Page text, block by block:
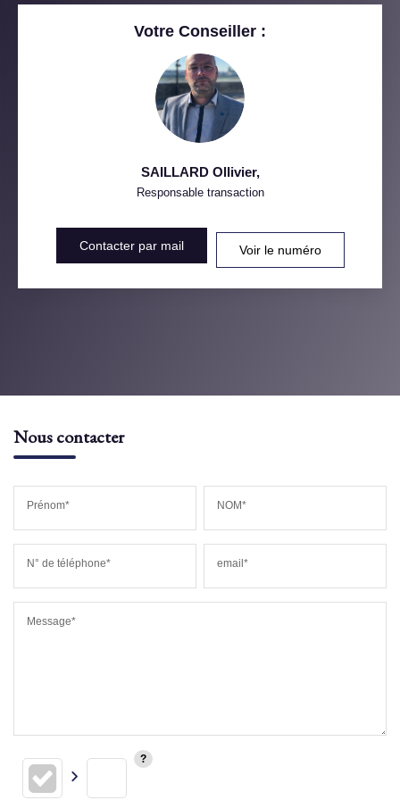
Votre Conseiller :
SAILLARD Ollivier,
Responsable transaction
Contacter par mail Voir le numéro
Nous contacter
Prénom* NOM*
N° de téléphone* email*
Message*